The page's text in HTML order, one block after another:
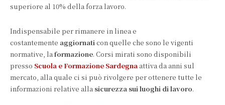
superiore al 10% della forza lavoro.
Indispensabile per rimanere in linea e
costantemente aggiornaticon quelle che sono le vigenti
normative, laformazione. Corsi mirati sono disponibili
presso Scuola e Formazione Sardegna attiva da anni sul
mercato, alla quale ci si può rivolgere per ottenere tutte le
informazioni relative alla sicurezza sui luoghi di lavoro.